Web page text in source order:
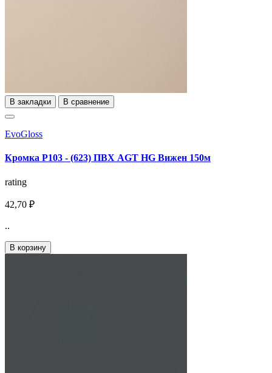
В закладки В сравнение
EvoGloss
Кромка Р103 - (623) ПВХ AGT HG Вижен 150м
rating
42,70 ₽
..
В корзину